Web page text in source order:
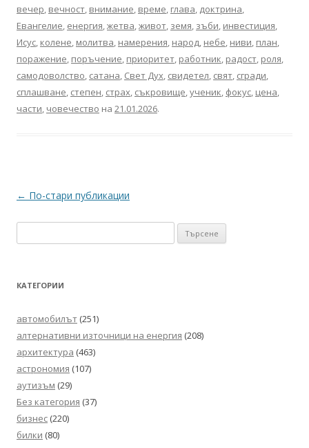
вечер вечност внимание време глава доктрина
Евангелие енергия жетва живот земя зъби инвестиция
Исус колене молитва намерения народ небе ниви план
поражение поръчение приоритет работник радост роля
самодоволство сатана Свет Дух свидетел свят сгради
сплашване степен страх съкровище ученик фокус цена
части човечество на 21.01.2026.
Навигация
← По-стари публикации
за:
КАТЕГОРИИ
автомобилът (251)
алтернативни източници на енергия (208)
архитектура (463)
астрономия (107)
аутизъм (29)
Без категория (37)
бизнес (220)
билки (80)